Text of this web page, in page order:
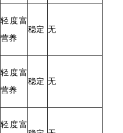
轻度富
营养
稳定 无
轻度富
营养
稳定 无
轻度富